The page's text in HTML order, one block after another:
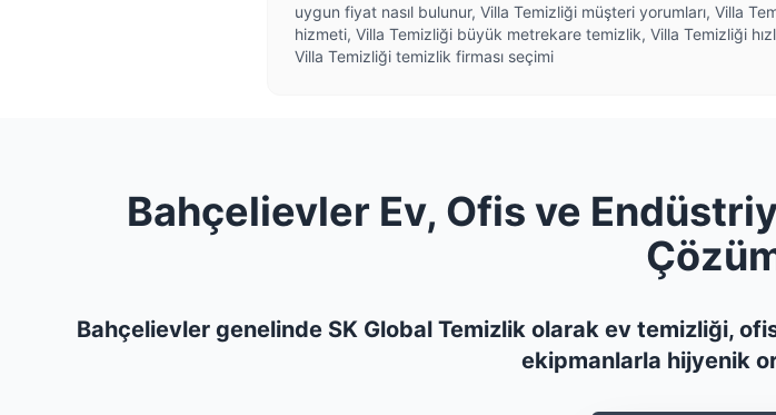
uygun fiyat nasıl bulunur, Villa Temizliği müşteri yorumları, Villa
hizmeti, Villa Temizliği büyük metrekare temizlik, Villa Temizliği
Villa Temizliği temizlik firması seçimi
Bahçelievler Ev, Ofis ve
Bahçelievler genelinde SK Global Temizlik olarak ev temizliği,
ekipmanlarla hijyenik